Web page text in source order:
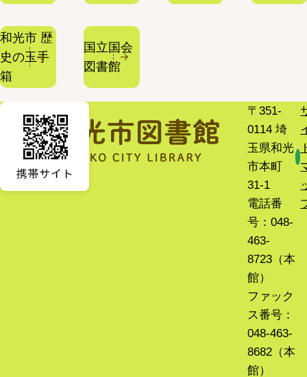
和光市 歴
史の玉手
箱
国立国会
図書館
〒351-
0114 埼
玉県和光
市本町
31-1
電話番
号：048-
463-
8723（本
館）
ファック
ス番号：
048-463-
8682（本
館）